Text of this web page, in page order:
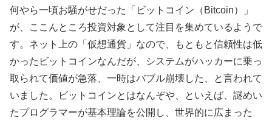
何やら一頃お騒がせだった「ビットコイン（Bitcoin）」
が、ここんところ投資対象として注目を集めているようで
す。ネット上の「仮想通貨」なので、もともと信頼性は低
かったビットコインなんだが、システムがハッカーに乗っ
取られて価値が急落、一時はバブル崩壊した、と言われて
いました。ビットコインとはなんぞや、といえば、謎めい
たプログラマーが基本理論を公開し、世界的に広まった